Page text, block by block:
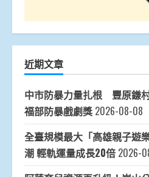
近期文章
中市防暴力量扎根 豐原鎌
福部防暴戲劇獎 2026-08-08
全臺規模最大「高雄親子遊
潮 輕軌運量成長20倍 2026-